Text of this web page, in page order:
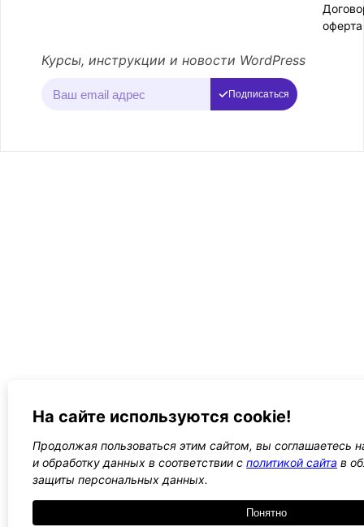
оферта
Курсы, инструкции и новости WordPress
Подписаться
На сайте используются cookie!
Продолжая пользоваться этим сайтом, вы соглашаетесь
и обработку данных в соответствии с политикой сайта в
защиты персональных данных.
Понятно